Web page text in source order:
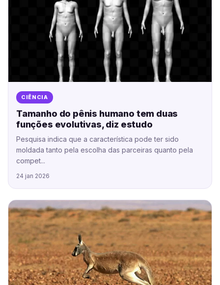
CIÊNCIA
Tamanho do pênis humano tem duas
funções evolutivas, diz estudo
Pesquisa indica que a característica pode ter sido
moldada tanto pela escolha das parceiras quanto pela
compet...
24 jan 2026